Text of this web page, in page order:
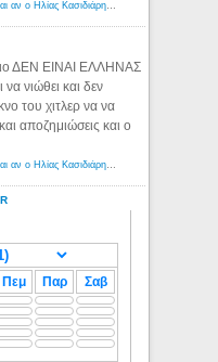
ΔΕΝ ΕΙΝΑΙ ΕΛΛΗΝΑΣ
νιώθει και δεν
του χιτλερ να να
αποζημιώσεις και ο
Πεμ Παρ Σαβ